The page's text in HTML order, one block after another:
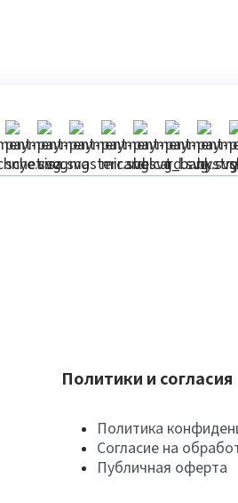
Политики и согласия
Политика
Согласие на
Публичная оферта